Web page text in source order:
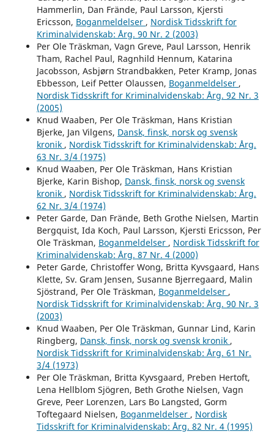
Hammerlin, Dan Frände, Paul Larsson, Kjersti
Ericsson, Boganmeldelser , Nordisk Tidsskrift for
Kriminalvidenskab: Årg. 90 Nr. 2 (2003)
Per Ole Träskman, Vagn Greve, Paul Larsson, Henrik
Tham, Rachel Paul, Ragnhild Hennum, Katarina
Jacobsson, Asbjørn Strandbakken, Peter Kramp, Jonas
Ebbesson, Leif Petter Olaussen, Boganmeldelser ,
Nordisk Tidsskrift for Kriminalvidenskab: Årg. 92 Nr. 3
(2005)
Knud Waaben, Per Ole Träskman, Hans Kristian
Bjerke, Jan Vilgens, Dansk, finsk, norsk og svensk
kronik , Nordisk Tidsskrift for Kriminalvidenskab: Årg.
63 Nr. 3/4 (1975)
Knud Waaben, Per Ole Träskman, Hans Kristian
Bjerke, Karin Bishop, Dansk, finsk, norsk og svensk
kronik , Nordisk Tidsskrift for Kriminalvidenskab: Årg.
62 Nr. 3/4 (1974)
Peter Garde, Dan Frände, Beth Grothe Nielsen, Martin
Bergquist, Ida Koch, Paul Larsson, Kjersti Ericsson, Per
Ole Träskman, Boganmeldelser , Nordisk Tidsskrift for
Kriminalvidenskab: Årg. 87 Nr. 4 (2000)
Peter Garde, Christoffer Wong, Britta Kyvsgaard, Hans
Klette, Sv. Gram Jensen, Susanne Bjerregaard, Malin
Sjöstrand, Per Ole Träskman, Boganmeldelser ,
Nordisk Tidsskrift for Kriminalvidenskab: Årg. 90 Nr. 3
(2003)
Knud Waaben, Per Ole Träskman, Gunnar Lind, Karin
Ringberg, Dansk, finsk, norsk og svensk kronik ,
Nordisk Tidsskrift for Kriminalvidenskab: Årg. 61 Nr.
3/4 (1973)
Per Ole Träskman, Britta Kyvsgaard, Preben Hertoft,
Lena Hellblom Sjögren, Beth Grothe Nielsen, Vagn
Greve, Peer Lorenzen, Lars Bo Langsted, Gorm
Toftegaard Nielsen, Boganmeldelser , Nordisk
Tidsskrift for Kriminalvidenskab: Årg. 82 Nr. 4 (1995)